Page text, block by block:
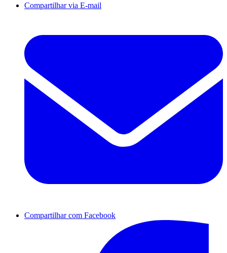
Compartilhar via E-mail
Compartilhar com Facebook